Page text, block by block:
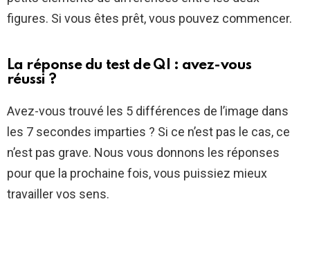
figures. Si vous êtes prêt, vous pouvez commencer.
La réponse du test de QI : avez-vous
réussi ?
Avez-vous trouvé les 5 différences de l’image dans
les 7 secondes imparties ? Si ce n’est pas le cas, ce
n’est pas grave. Nous vous donnons les réponses
pour que la prochaine fois, vous puissiez mieux
travailler vos sens.